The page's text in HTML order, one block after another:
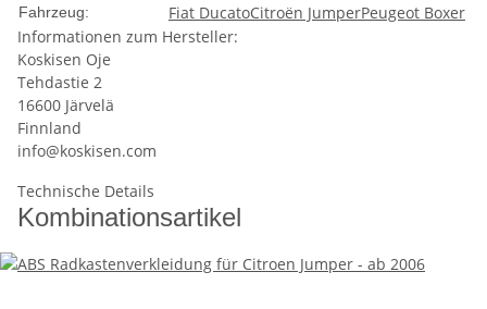
Fahrzeug: Fiat DucatoCitroën JumperPeugeot Boxer
Informationen zum Hersteller:
Koskisen Oje
Tehdastie 2
16600 Järvelä
Finnland
info@koskisen.com
Technische Details
Kombinationsartikel